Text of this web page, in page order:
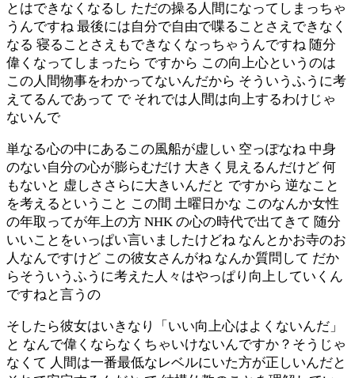
とはできなくなるし ただの操る人間になってしまっちゃ
うんですね 最後には自分で自由で喋ることさえできなく
なる 寝ることさえもできなくなっちゃうんですね 随分
偉くなってしまったら ですから この向上心というのは
この人間物事をわかってないんだから そういうふうに考
えてるんであって で それでは人間は向上するわけじゃ
ないんで
単なる心の中にあるこの風船が虚しい 空っぽなね 中身
のない自分の心が膨らむだけ 大きく見えるんだけど 何
もないと 虚しささらに大きいんだと ですから 逆なこと
を考えるということ この間 土曜日かな このなんか女性
の年取ってが年上の方 NHK の心の時代で出てきて 随分
いいことをいっぱい言いましたけどね なんとかお寺のお
人なんですけど この彼女さんがね なんか質問して だか
らそういうふうに考えた人々はやっぱり向上していくん
ですねと言うの
そしたら彼女はいきなり「いい向上心はよくないんだ」
と なんで偉くならなくちゃいけないんですか？そうじゃ
なくて 人間は一番最低なレベルにいた方が正しいんだと